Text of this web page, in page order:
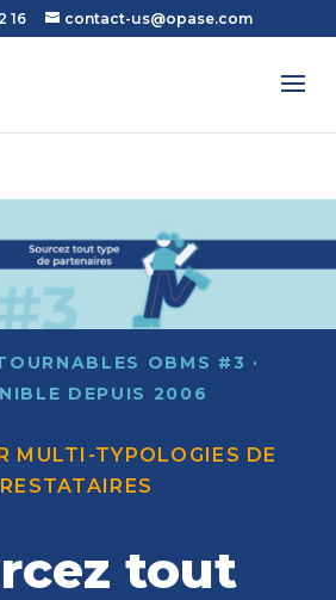
16 contact-us@opase.com
OBMS #3 ·
DEPUIS 2006
MULTI-TYPOLOGIES DE
tout